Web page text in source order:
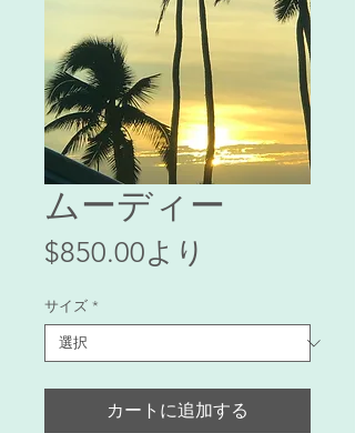
ムーディー
$850.00より
ル
価
格
サイズ *
カートに追加する